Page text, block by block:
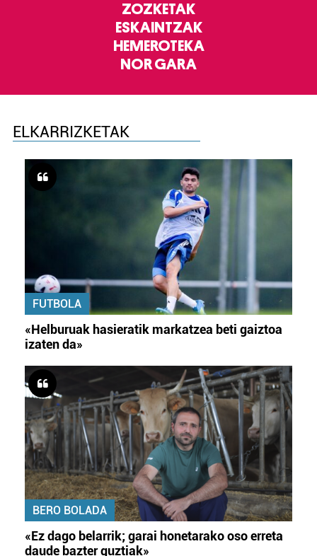
ZOZKETAK
ESKAINTZAK
HEMEROTEKA
NOR GARA
ELKARRIZKETAK
FUTBOLA
«Helburuak hasieratik markatzea beti gaiztoa
izaten da»
BERO BOLADA
«Ez dago belarrik; garai honetarako oso erreta
daude bazter guztiak»